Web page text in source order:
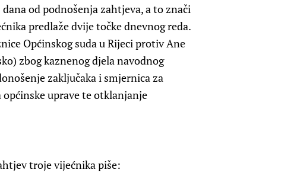
od podnošenja zahtjeva, a to znači
predlaže dvije točke dnevnog reda.
Općinskog suda u Rijeci protiv Ane
zbog kaznenog djela navodnog
zaključaka i smjernica za
uprave te otklanjanje
troje vijećnika piše: